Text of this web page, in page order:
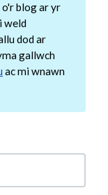
blog ar yr
i weld
dod ar
gallwch
ac mi wnawn